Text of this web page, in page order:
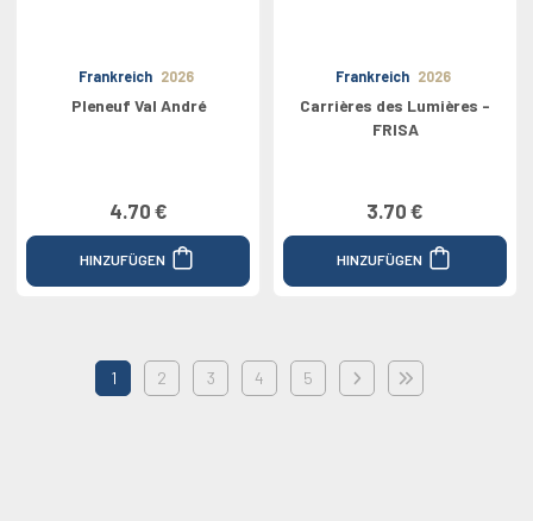
Frankreich 2026
Pleneuf Val André
4.70 €
HINZUFÜGEN
Frankreich 2026
Carrières des Lumières -
FRISA
3.70 €
HINZUFÜGEN
1 2 3 4 5